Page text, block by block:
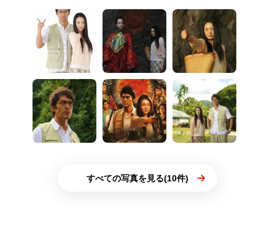
すべての写真を見る(10件)